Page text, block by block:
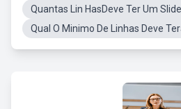
Quantas Lin HasDeve Ter Um Slide
Qual O Minimo De Linhas Deve